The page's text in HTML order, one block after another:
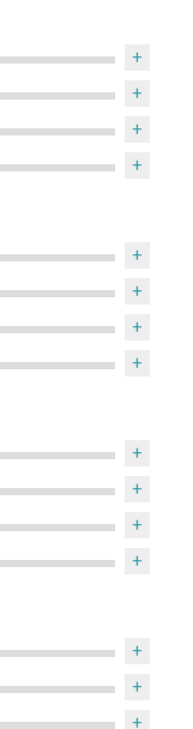
+
+
+
+
+
+
+
+
+
+
+
+
+
+
+